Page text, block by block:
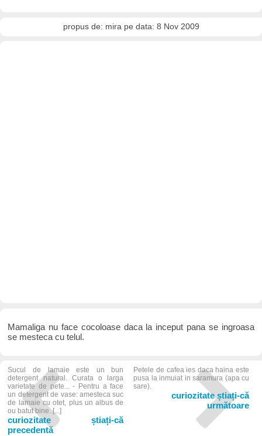
propus de: mira pe data: 8 Nov 2009
Mamaliga nu face cocoloase daca la inceput pana se ingroasa
se mesteca cu telul.
Sucul de lamaie este un bun
detergent natural. Curata o larga
varietate de pete... - Pentru a face
un detergent de vase: amesteca suc
de lamaie cu otet, plus un albus de
ou batut bine. [...]
curiozitate știați-că
precedentă
Petele de cafea ies daca haina este
pusa la inmuiat in saramura (apa cu
sare).
curiozitate știați-că
următoare